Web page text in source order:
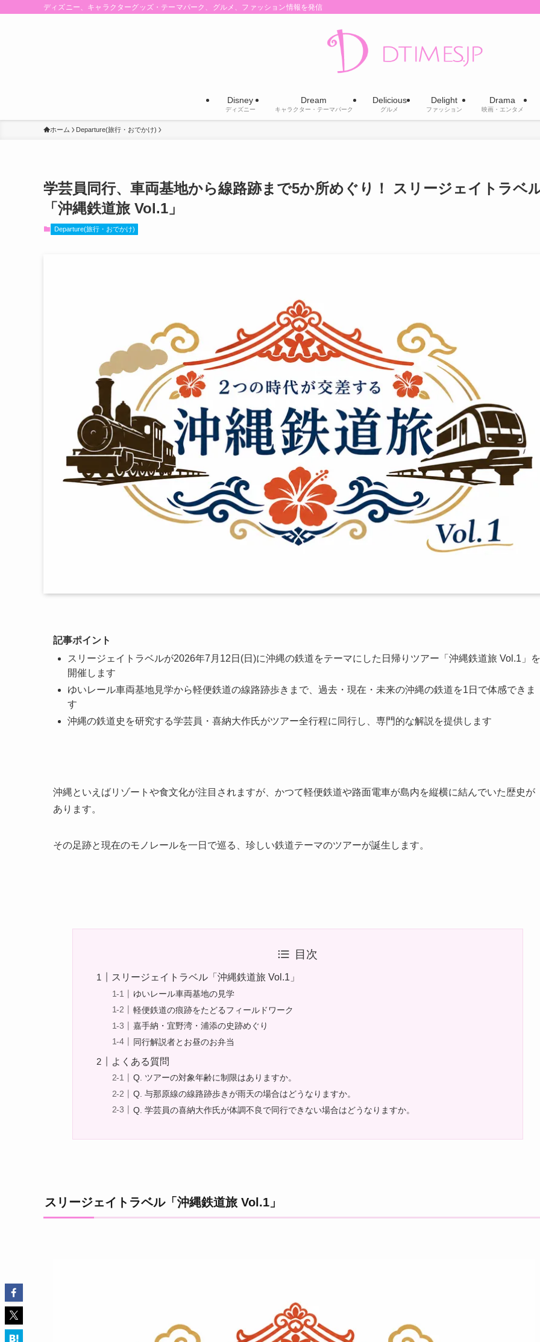
ディズニー、キャラクターグッズ・テーマパーク、グルメ、ファッション情報を発信
Disney
ディズニー
Dream
キャラクター・テーマパーク
Delicious
グルメ
Delight
ファッション
Drama
映画・エンタメ
ホーム Departure(旅行・おでかけ)
学芸員同行、車両基地から線路跡まで5か所めぐり！ スリージェイトラベ
「沖縄鉄道旅 Vol.1」
Departure(旅行・おでかけ)
記事ポイント
スリージェイトラベルが2026年7月12日(日)に沖縄の鉄道をテーマにした日帰りツアー「沖縄鉄道旅 Vol.1」を
開催します
ゆいレール車両基地見学から軽便鉄道の線路跡歩きまで、過去・現在・未来の沖縄の鉄道を1日で体感できま
す
沖縄の鉄道史を研究する学芸員・喜納大作氏がツアー全行程に同行し、専門的な解説を提供します
沖縄といえばリゾートや食文化が注目されますが、かつて軽便鉄道や路面電車が島内を縦横に結んでいた歴史が
あります。
その足跡と現在のモノレールを一日で巡る、珍しい鉄道テーマのツアーが誕生します。
目次
スリージェイトラベル「沖縄鉄道旅 Vol.1」
ゆいレール車両基地の見学
軽便鉄道の痕跡をたどるフィールドワーク
嘉手納・宜野湾・浦添の史跡めぐり
同行解説者とお昼のお弁当
よくある質問
Q. ツアーの対象年齢に制限はありますか。
Q. 与那原線の線路跡歩きが雨天の場合はどうなりますか。
Q. 学芸員の喜納大作氏が体調不良で同行できない場合はどうなりますか。
スリージェイトラベル「沖縄鉄道旅 Vol.1」